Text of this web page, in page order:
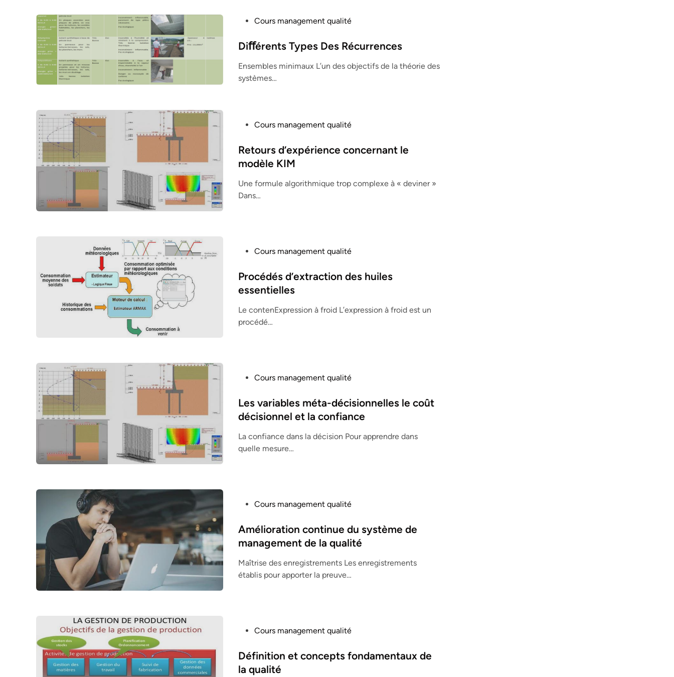
s
e
d
Cours management qualité
Diﬀérents Types Des Récurrences
Ensembles minimaux L’un des objectifs de la théorie des
systèmes…
s
t
d
i
Cours management qualité
Retours d’expérience concernant le
modèle KIM
Une formule algorithmique trop complexe à « deviner »
Dans…
s
t
d
i
Cours management qualité
Procédés d’extraction des huiles
essentielles
Le contenExpression à froid L’expression à froid est un
procédé…
s
t
d
i
Cours management qualité
Les variables méta-décisionnelles le coût
décisionnel et la confiance
La confiance dans la décision Pour apprendre dans
quelle mesure…
s
t
d
i
Cours management qualité
Amélioration continue du système de
management de la qualité
Maîtrise des enregistrements Les enregistrements
établis pour apporter la preuve…
s
t
Cours management qualité
Définition et concepts fondamentaux de
la qualité